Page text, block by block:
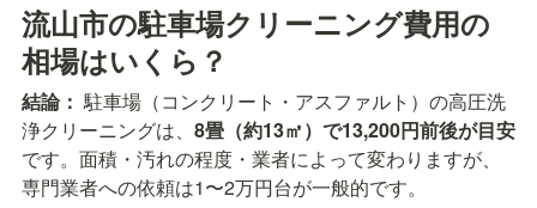
流山市の駐車場クリーニング費用の
相場はいくら？
結論： 駐車場（コンクリート・アスファルト）の高圧洗
浄クリーニングは、 8畳（約13㎡）で13,200円前後が目安
です。面積・汚れの程度・業者によって変わりますが、
専門業者への依頼は1〜2万円台が一般的です。